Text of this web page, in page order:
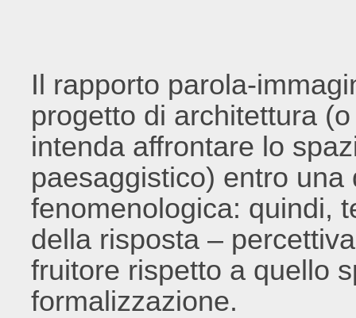
Il rapporto parola-
progetto di architettura
intenda affrontare lo
paesaggistico) entro
fenomenologica: quindi,
della risposta –
fruitore rispetto a quello
formalizzazione.